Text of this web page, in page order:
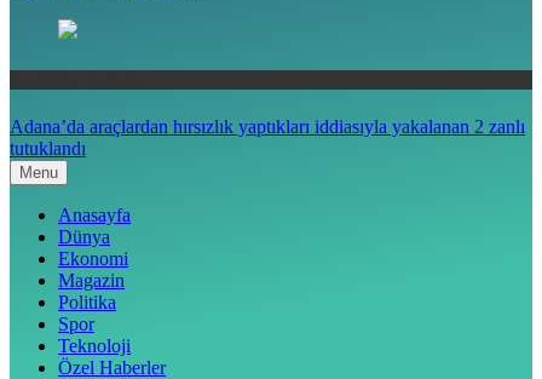
Adana’da araçlardan hırsızlık yaptıkları iddiasıyla yakalanan 2 zanlı
tutuklandı
Menu
Anasayfa
Dünya
Ekonomi
Magazin
Politika
Spor
Teknoloji
Özel Haberler